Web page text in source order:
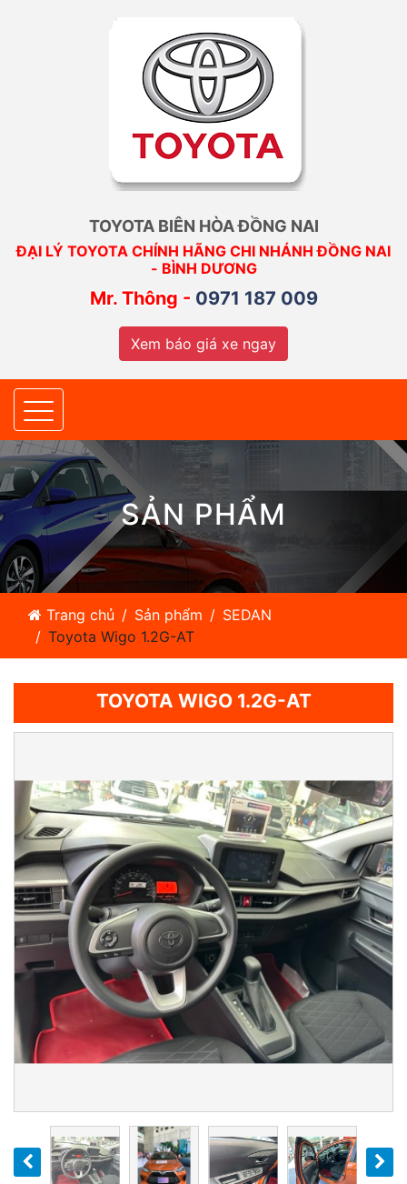
TOYOTA BIÊN HÒA ĐỒNG NAI
ĐẠI LÝ TOYOTA CHÍNH HÃNG CHI NHÁNH ĐỒNG NAI
- BÌNH DƯƠNG
Mr. Thông - 0971 187 009
Xem báo giá xe ngay
Toggle navigation
SẢN PHẨM
Trang chủ Sản phẩm
SEDAN
Toyota Wigo 1.2G-AT
TOYOTA WIGO 1.2G-AT